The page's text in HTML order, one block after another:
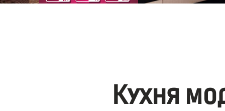
Кухня